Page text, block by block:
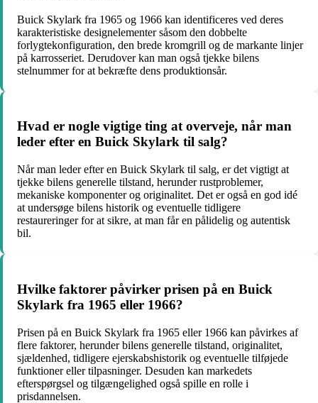
Buick Skylark fra 1965 og 1966 kan identificeres ved deres
karakteristiske designelementer såsom den dobbelte
forlygtekonfiguration, den brede kromgrill og de markante linjer
på karrosseriet. Derudover kan man også tjekke bilens
stelnummer for at bekræfte dens produktionsår.
Hvad er nogle vigtige ting at overveje, når man
leder efter en Buick Skylark til salg?
Når man leder efter en Buick Skylark til salg, er det vigtigt at
tjekke bilens generelle tilstand, herunder rustproblemer,
mekaniske komponenter og originalitet. Det er også en god idé
at undersøge bilens historik og eventuelle tidligere
restaureringer for at sikre, at man får en pålidelig og autentisk
bil.
Hvilke faktorer påvirker prisen på en Buick
Skylark fra 1965 eller 1966?
Prisen på en Buick Skylark fra 1965 eller 1966 kan påvirkes af
flere faktorer, herunder bilens generelle tilstand, originalitet,
sjældenhed, tidligere ejerskabshistorik og eventuelle tilføjede
funktioner eller tilpasninger. Desuden kan markedets
efterspørgsel og tilgængelighed også spille en rolle i
prisdannelsen.